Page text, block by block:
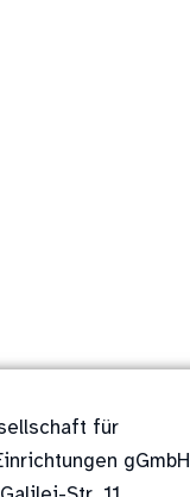
für
gGmbH